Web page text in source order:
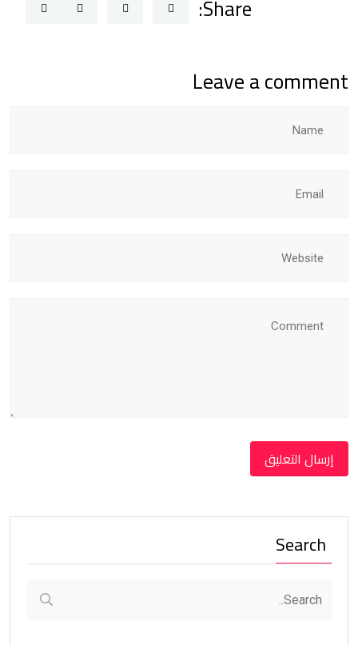
Share:
Leave a comment
Search